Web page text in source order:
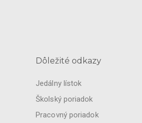
Dôležité odkazy
Jedálny lístok
Školský poriadok
Pracovný poriadok